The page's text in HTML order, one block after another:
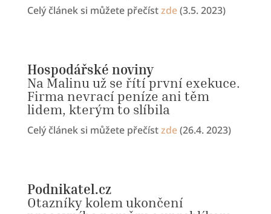
Celý článek si můžete přečístzde(3.5. 2023)
Hospodářské noviny
Na Malinu už se řítí první exekuce.
Firma nevrací peníze ani těm
lidem, kterým to slíbila
Celý článek si můžete přečístzde(26.4. 2023)
Podnikatel.cz
Otazníky kolem ukončení